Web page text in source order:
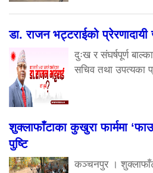
डा. राजन भट्टराईको प्रेरणादायी
दुःख र संघर्षपूर्ण
सचिव तथा उपत्यका
शुक्लाफाँटाका कुखुरा फार्ममा
पुष्टि
कञ्चनपुर ।